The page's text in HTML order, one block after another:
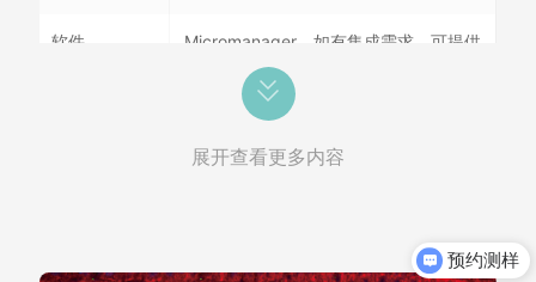
软件
Micromanager，如有集成需求，可提供
软件开发工具包
Microvolution（实时）; SVI
Huygens（后处理）
展开查看更多内容
预约测样